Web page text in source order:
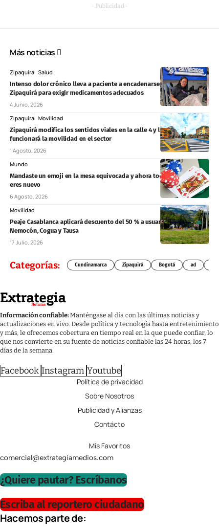
- Publicidad -
Más noticias
Zipaquirá Salud
Intenso dolor crónico lleva a paciente a encadenarse en Famisanar
Zipaquirá para exigir medicamentos adecuados
4 Junio, 2026
Zipaquirá Movilidad
Zipaquirá modifica los sentidos viales en la calle 4 y la avenida 15: así
funcionará la movilidad en el sector
1 Agosto, 2026
Mundo
Mandaste un emoji en la mesa equivocada y ahora todos saben que
eres nuevo
6 Agosto, 2026
Movilidad
Peaje Casablanca aplicará descuento del 50 % a usuarios frecuentes de
Nemocón, Cogua y Tausa
17 Julio, 2026
Categorías: Cundinamarca Zipaquirá Bogotá ad
Información confiable:Manténgase al día con las últimas noticias y
actualizaciones en vivo. Desde política y tecnología hasta entretenimiento
y más, le ofrecemos cobertura en tiempo real en la que puede confiar, lo
que nos convierte en su fuente de noticias confiable las 24 horas, los 7
días de la semana.
Facebook Instagram Youtube
Política de privacidad
Sobre Nosotros
Publicidad y Alianzas
Contácto
Mis Favoritos
comercial@extrategiamedios.com
¿Quiere pautar? Escríbanos
Escriba al reportero ciudadano
Hacemos parte de: